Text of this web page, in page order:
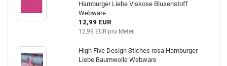
Hamburger Liebe Viskose Blusenstoff
Webware
12,99 EUR
12,99 EUR pro Meter
High Five Design Stiches rosa Hamburger
Liebe Baumwolle Webware